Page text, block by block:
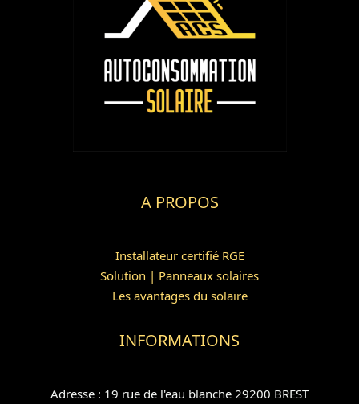
A PROPOS
Installateur certifié RGE
Solution | Panneaux solaires
Les avantages du solaire
INFORMATIONS
Adresse : 19 rue de l'eau blanche 29200 BREST